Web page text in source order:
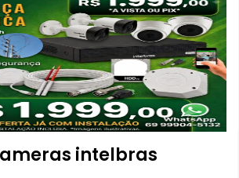
intelbras